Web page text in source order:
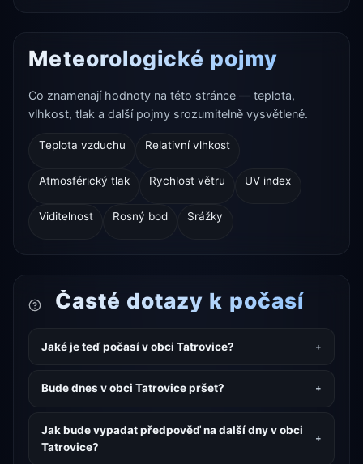
Meteorologické pojmy
Co znamenají hodnoty na této stránce — teplota,
vlhkost, tlak a další pojmy srozumitelně vysvětlené.
Teplota vzduchu Relativní vlhkost
Atmosférický tlak Rychlost větru UV index
Viditelnost Rosný bod Srážky
Časté dotazy k počasí
Jaké je teď počasí v obci Tatrovice?
Bude dnes v obci Tatrovice pršet?
Jak bude vypadat předpověď na další dny v obci
Tatrovice?